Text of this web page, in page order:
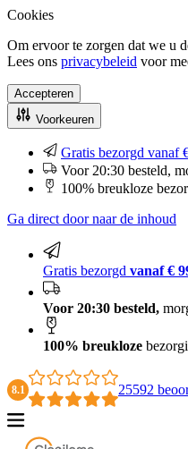
Cookies
Om ervoor te zorgen dat we u
Lees ons privacybeleid voor
Accepteren
Voorkeuren
Gratis bezorgd vanaf
Voor 20:30 besteld,
100% breukloze
Ga direct door naar de inhoud
Gratis bezorgd vanaf €
Voor 20:30 besteld,
100% breukloze
8.1 25592